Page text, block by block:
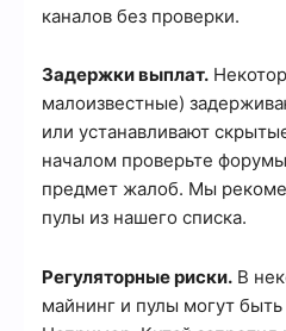
каналов без проверки.
Задержки выплат.
малоизвестные)
или устанавливают
началом проверьте
предмет жалоб. Мы
пулы из нашего списка.
Регуляторные риски. В
майнинг и пулы могут